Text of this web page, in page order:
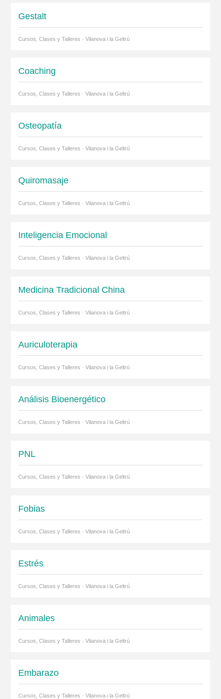
Gestalt
Cursos, Clases y Talleres · Vilanova i la Geltrú
Coaching
Cursos, Clases y Talleres · Vilanova i la Geltrú
Osteopatía
Cursos, Clases y Talleres · Vilanova i la Geltrú
Quiromasaje
Cursos, Clases y Talleres · Vilanova i la Geltrú
Inteligencia Emocional
Cursos, Clases y Talleres · Vilanova i la Geltrú
Medicina Tradicional China
Cursos, Clases y Talleres · Vilanova i la Geltrú
Auriculoterapia
Cursos, Clases y Talleres · Vilanova i la Geltrú
Análisis Bioenergético
Cursos, Clases y Talleres · Vilanova i la Geltrú
PNL
Cursos, Clases y Talleres · Vilanova i la Geltrú
Fobias
Cursos, Clases y Talleres · Vilanova i la Geltrú
Estrés
Cursos, Clases y Talleres · Vilanova i la Geltrú
Animales
Cursos, Clases y Talleres · Vilanova i la Geltrú
Embarazo
Cursos, Clases y Talleres · Vilanova i la Geltrú